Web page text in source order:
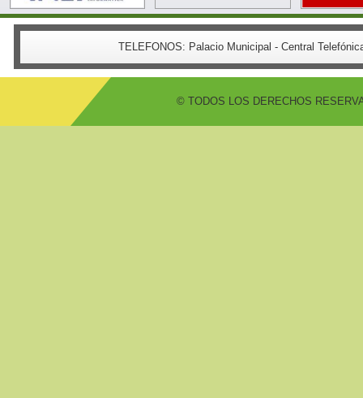
TELEFONOS: Palacio Municipal - Central
© TODOS LOS DERECHOS